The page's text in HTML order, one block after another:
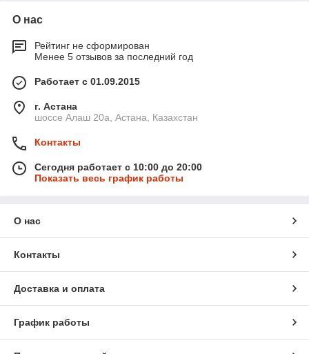
О нас
Рейтинг не сформирован
Менее 5 отзывов за последний год
Работает с 01.09.2015
г. Астана
шоссе Алаш 20а, Астана, Казахстан
Контакты
Сегодня работает с 10:00 до 20:00
Показать весь график работы
О нас
Контакты
Доставка и оплата
График работы